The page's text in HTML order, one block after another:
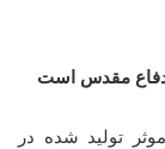
دفاع مقدس است
تولید شده در